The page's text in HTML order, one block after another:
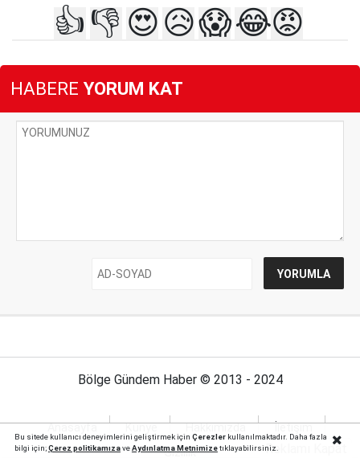
👍 👎 😍😥😱😂😡
HABERE YORUM KAT
Bölge Gündem Haber © 2013 - 2024
Anasayfa Künye Hakkımızda
İletişim
Gizlilik
Bu sitede kullanıcı deneyimlerini geliştirmek için Çerezlerkullanılmaktadır. Daha fazla
bilgi için;Çerez politikamızaveAydınlatma Metnimizetıklayabilirsiniz.Reklamı Kapat